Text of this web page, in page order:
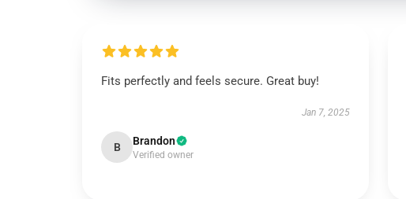
Fits perfectly and feels secure. Great buy!
Jan 7, 2025
B Brandon
Verified owner